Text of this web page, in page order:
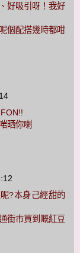
好吸引呀！我好
個配搭幾時都咁
晒你喇
?本身己經甜的
街巿買到嘅紅豆